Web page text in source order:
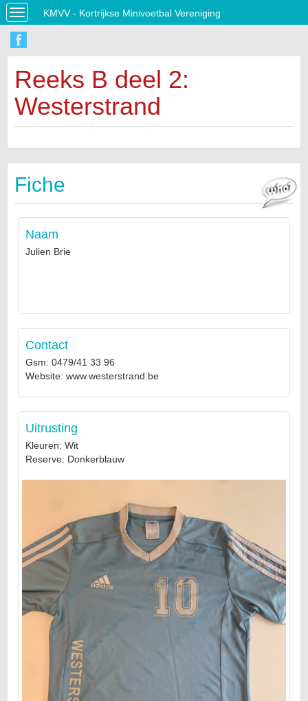
Toggle
navigation
KMVV - Kortrijkse Minivoetbal Vereniging
Reeks B deel 2:
Westerstrand
Fiche
Naam
Julien Brie
Contact
Gsm: 0479/41 33 96
Website: www.westerstrand.be
Uitrusting
Kleuren: Wit
Reserve: Donkerblauw